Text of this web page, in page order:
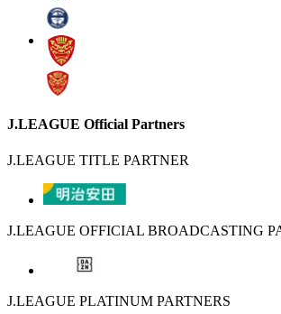
J.LEAGUE Official Partners
J.LEAGUE TITLE PARTNER
J.LEAGUE OFFICIAL BROADCASTING
J.LEAGUE PLATINUM PARTNERS